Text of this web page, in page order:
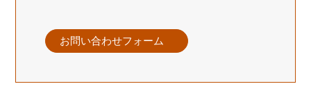
お問い合わせフォーム